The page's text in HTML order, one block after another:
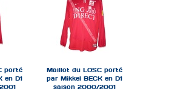
porté
en D1
Maillot du LOSC porté
par Mikkel BECK en D1
saison 2000/2001